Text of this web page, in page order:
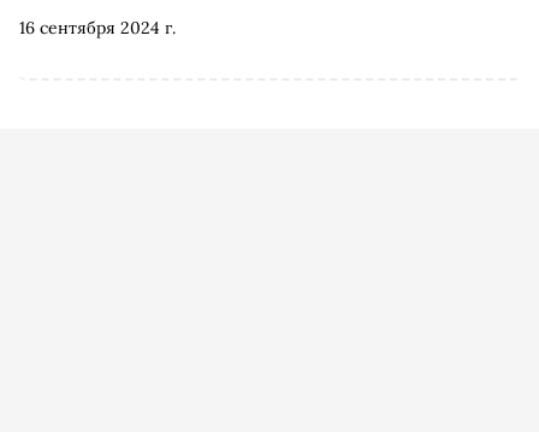
16 сентября 2024 г.
технические инновации решили заявить о возможности